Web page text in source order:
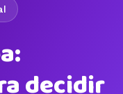
decidir